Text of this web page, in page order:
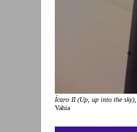
Ícaro II (Up, up into the sky)
Vahia